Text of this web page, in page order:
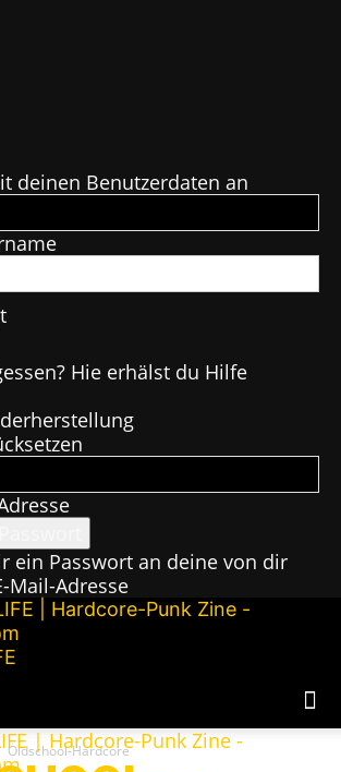
deinen Benutzerdaten an
Hie erhälst du Hilfe
ein Passwort an deine von dir
Mail-Adresse
Oldschool-Hardcore